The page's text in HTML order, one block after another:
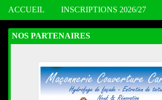
ACCUEIL INSCRIPTIONS 2026/27
NOS PARTENAIRES